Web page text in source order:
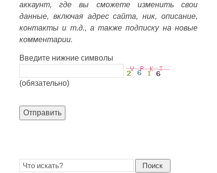
аккаунт, где вы сможете изменить свои
данные, включая адрес сайта, ник, описание,
контакты и т.д., а также подписку на новые
комментарии.
Введите нижние символы
(обязательно)
Отправить
Поиск